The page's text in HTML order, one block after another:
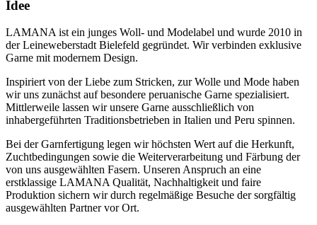
Idee
LAMANA ist ein junges Woll- und Modelabel und wurde 2010 in
der Leineweberstadt Bielefeld gegründet. Wir verbinden exklusive
Garne mit modernem Design.
Inspiriert von der Liebe zum Stricken, zur Wolle und Mode haben
wir uns zunächst auf besondere peruanische Garne spezialisiert.
Mittlerweile lassen wir unsere Garne ausschließlich von
inhabergeführten Traditionsbetrieben in Italien und Peru spinnen.
Bei der Garnfertigung legen wir höchsten Wert auf die Herkunft,
Zuchtbedingungen sowie die Weiterverarbeitung und Färbung der
von uns ausgewählten Fasern. Unseren Anspruch an eine
erstklassige LAMANA Qualität, Nachhaltigkeit und faire
Produktion sichern wir durch regelmäßige Besuche der sorgfältig
ausgewählten Partner vor Ort.